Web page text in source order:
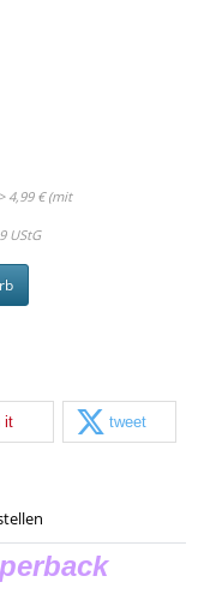
4,99 € (mit
UStG
it tweet